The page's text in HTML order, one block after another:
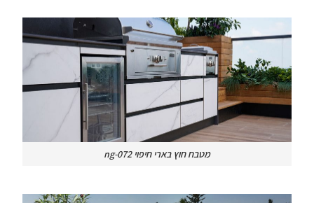
מטבח חוץ בארי חיפוי ng-072